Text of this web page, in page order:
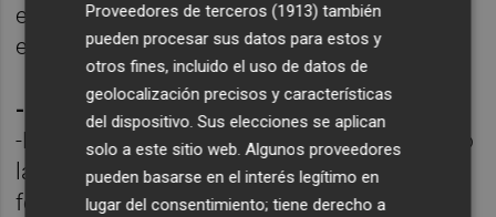
empresas, ya que en todos los ámbitos se
está imponiendo esta exigencia.
-¿Y en la Comunitat Valenciana?
-En la Comunitat Valenciana se ha publicado
la ley 18/2018, de 13 de julio, para el
fomento de la responsabilidad social, que
Proveedores de terceros (1913) también
pueden procesar sus datos para estos y
otros fines, incluido el uso de datos de
geolocalización precisos y características
del dispositivo. Sus elecciones se aplican
solo a este sitio web. Algunos proveedores
pueden basarse en el interés legítimo en
lugar del consentimiento; tiene derecho a